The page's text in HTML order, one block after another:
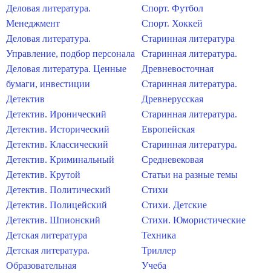
Деловая литература.
Менеджмент
Деловая литература.
Управление, подбор персонала
Деловая литература. Ценные
бумаги, инвестиции
Детектив
Детектив. Иронический
Детектив. Исторический
Детектив. Классический
Детектив. Криминальный
Детектив. Крутой
Детектив. Политический
Детектив. Полицейский
Детектив. Шпионский
Детская литература
Детская литература.
Образовательная
Спорт. Футбол
Спорт. Хоккей
Старинная литература
Старинная литература.
Древневосточная
Старинная литература.
Древнерусская
Старинная литература.
Европейская
Старинная литература.
Средневековая
Статьи на разные темы
Стихи
Стихи. Детские
Стихи. Юмористические
Техника
Триллер
Учеба